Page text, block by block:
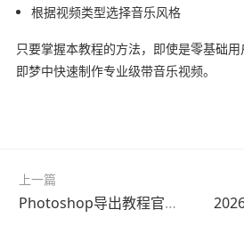
根据视频类型选择音乐风格
只要掌握本教程的方法，即使是零基础
即梦中快速制作专业级带音乐视频。
上一篇
Photoshop导出教程官方最新版最新方法